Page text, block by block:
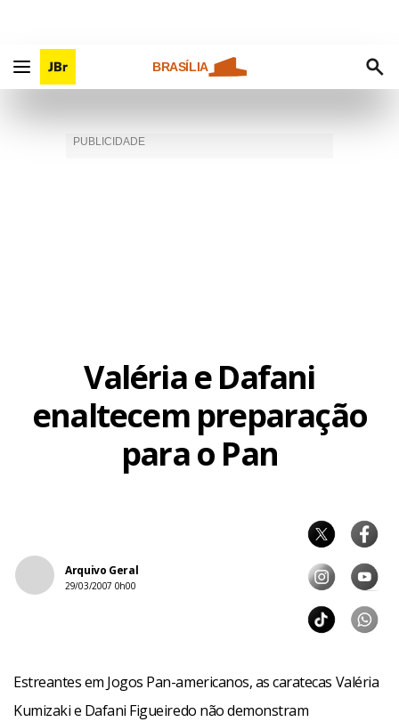
BRASÍLIA
Valéria e Dafani
enaltecem preparação
para o Pan
Arquivo Geral
29/03/2007 0h00
Estreantesem Jogos Pan-americanos, as caratecas Valéria
Kumizaki e Dafani Figueiredo não demonstram